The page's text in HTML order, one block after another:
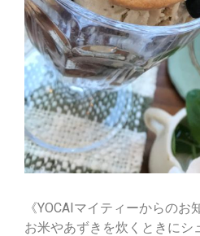
《YOCAIマイティーからのお
お米やあずきを炊くときにシ